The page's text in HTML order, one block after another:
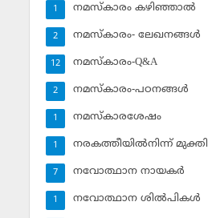
നമസ്‌കാരം കഴിഞ്ഞാല്‍
1
നമസ്‌കാരം- ലേഖനങ്ങള്‍
2
നമസ്‌കാരം-Q&A
12
നമസ്‌കാരം-പഠനങ്ങള്‍
2
നമസ്‌കാരശേഷം
1
നരകത്തീയില്‍നിന്ന് മുക്തി
1
നവോത്ഥാന നായകര്‍
7
നവോത്ഥാന ശില്‍പികള്‍
1